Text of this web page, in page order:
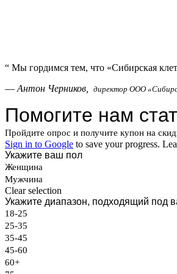
“ Мы гордимся тем, что «Сибирская
— Антон Черников, директор ООО